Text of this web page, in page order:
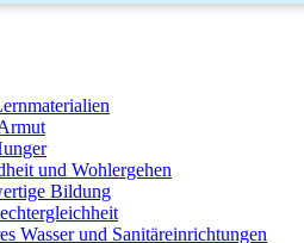
und Wohlergehen
Bildung
Wasser und Sanitäreinrichtungen